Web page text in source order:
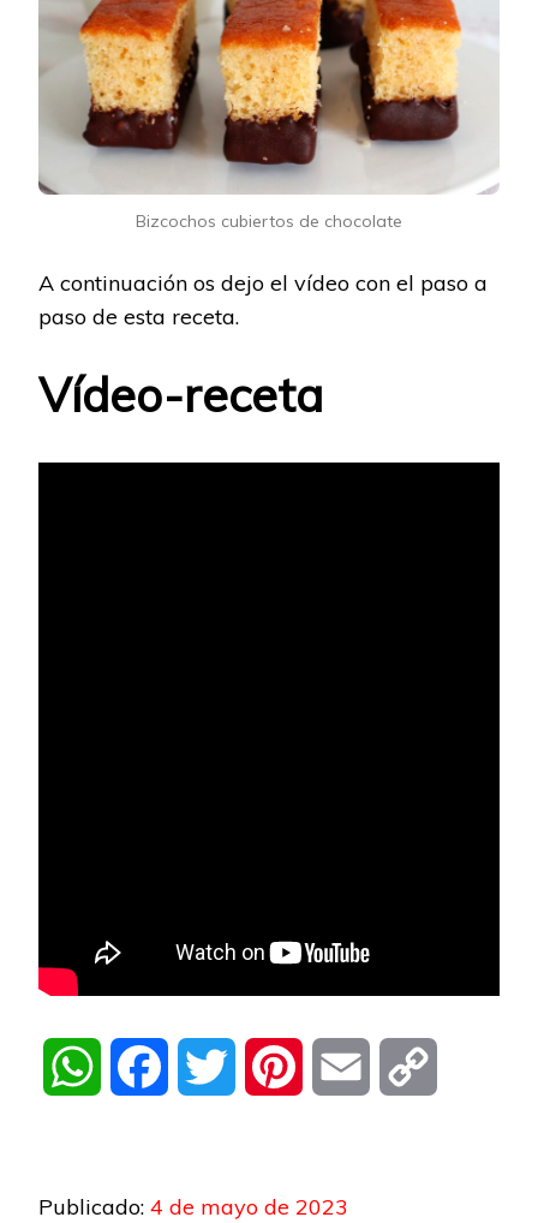
Bizcochos cubiertos de chocolate
A continuación os dejo el vídeo con el paso a
paso de esta receta.
Vídeo-receta
WhatsAppFacebook Twitter Pinterest Email
Publicado: 4 de mayo de 2023